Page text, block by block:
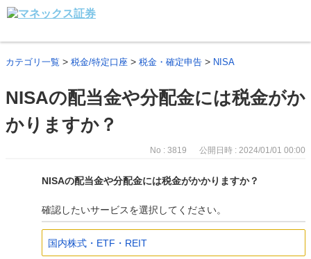
カテゴリ一覧 > 税金/特定口座 > 税金・確定申告 > NISA
NISAの配当金や分配金には税金がか
かりますか？
No : 3819 公開日時 : 2024/01/01 00:00
NISAの配当金や分配金には税金がかかりますか？
確認したいサービスを選択してください。
国内株式・ETF・REIT